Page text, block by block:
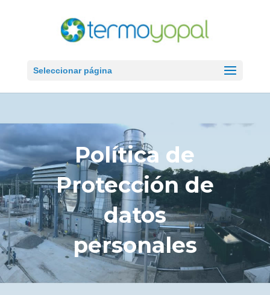
Seleccionar página
Política de
Protección de
datos
personales